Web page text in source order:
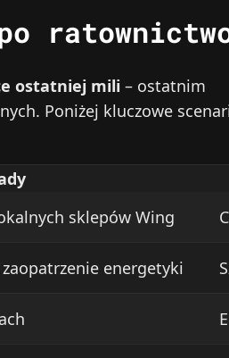
ostatniej mili – ostatnim
Poniżej kluczowe
sklepów Wing
energetyki